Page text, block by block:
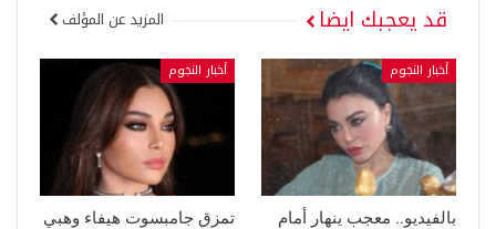
قد يعجبك ايضا المزيد عن المؤلف
أخبار النجوم
بالفيديو.. معجب ينهار أمام
أخبار النجوم
تمزق جامبسوت هيفاء وهبي